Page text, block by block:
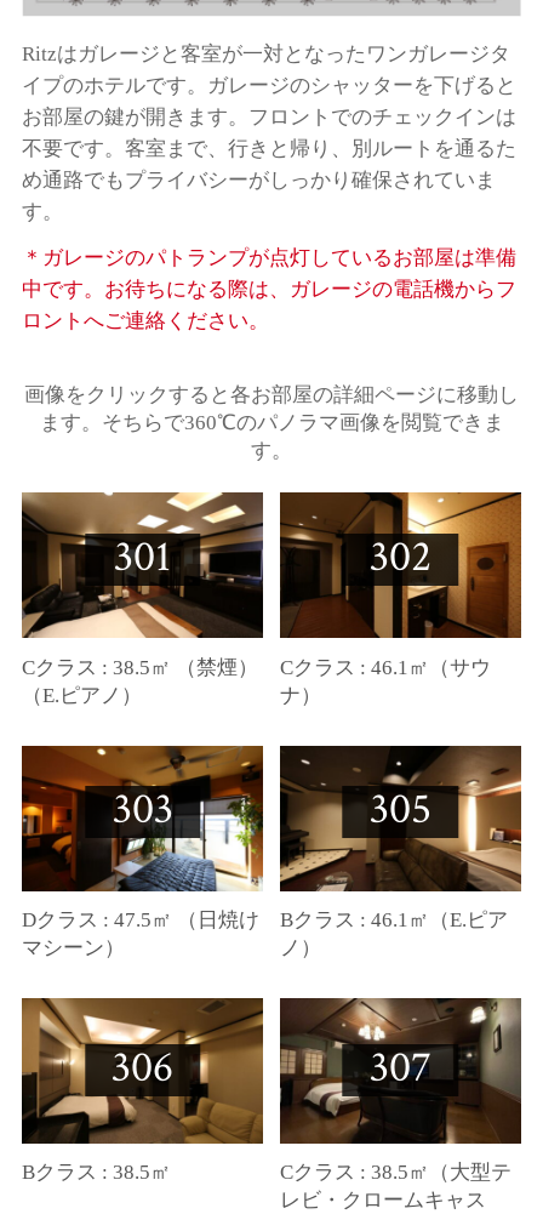
Ritzはガレージと客室が一対となったワンガレージタ
イプのホテルです。ガレージのシャッターを下げると
お部屋の鍵が開きます。フロントでのチェックインは
不要です。客室まで、行きと帰り、別ルートを通るた
め通路でもプライバシーがしっかり確保されていま
す。
＊ガレージのパトランプが点灯しているお部屋は準備
中です。お待ちになる際は、ガレージの電話機からフ
ロントへご連絡ください。
画像をクリックすると各お部屋の詳細ページに移動し
ます。 そちらで360℃のパノラマ画像を閲覧できま
す。
301
Cクラス : 38.5㎡ （禁煙）
（E.ピアノ）
302
Cクラス : 46.1㎡（サウ
ナ）
303
Dクラス : 47.5㎡ （日焼け
マシーン）
305
Bクラス : 46.1㎡（E.ピア
ノ）
306
Bクラス : 38.5㎡
307
Cクラス : 38.5㎡（大型テ
レビ・クロームキャス